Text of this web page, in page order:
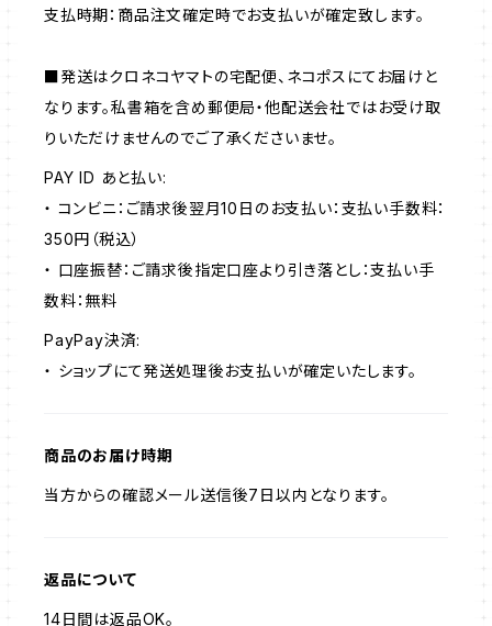
支払時期：商品注文確定時でお支払いが確定致します。
■発送はクロネコヤマトの宅配便、ネコポスにてお届けと
なります。私書箱を含め郵便局・他配送会社ではお受け取
りいただけませんのでご了承くださいませ。
PAY ID あと払い:
・ コンビニ：ご請求後翌月10日のお支払い：支払い手数料：
350円（税込）
・ 口座振替：ご請求後指定口座より引き落とし：支払い手
数料：無料
PayPay決済:
・ ショップにて発送処理後お支払いが確定いたします。
商品のお届け時期
当方からの確認メール送信後7日以内となります。
返品について
14日間は返品OK。